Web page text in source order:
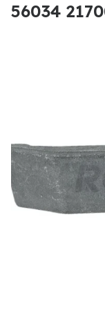
56034